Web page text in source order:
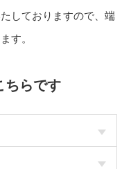
しておりますので、端
す。
ちらです